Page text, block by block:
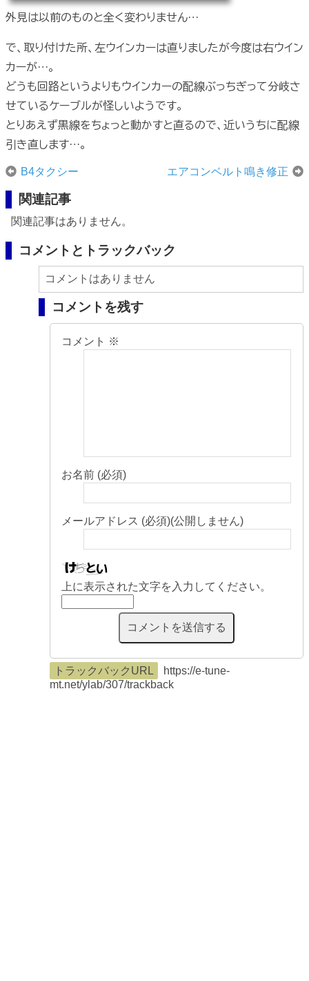
外見は以前のものと全く変わりません…
で、取り付けた所、左ウインカーは直りましたが今度は右ウイン
カーが…。
どうも回路というよりもウインカーの配線ぶっちぎって分岐さ
せているケーブルが怪しいようです。
とりあえず黒線をちょっと動かすと直るので、近いうちに配線
引き直します…。
B4タクシー エアコンベルト鳴き修正
関連記事
関連記事はありません。
コメントとトラックバック
コメントはありません
コメントを残す
コメント ※
お名前 (必須)
メールアドレス (必須)(公開しません)
上に表示された文字を入力してください。
トラックバックURL
https://e-tune-
mt.net/ylab/307/trackback